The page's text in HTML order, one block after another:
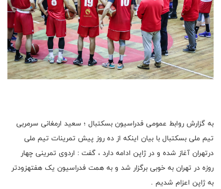
به گزارش روابط عمومی فدراسیون بسکتبال ؛ سعید ارمغانی سرمربی
تیم ملی بسکتبال با بیان اینکه از ده روز پیش تمرینات تیم ملی
درتهران آغاز شده و در ژاپن ادامه دارد ، گفت : اردوی تمرینی چهار
روزه در تهران به خوبی برگزار شد و به همت فدراسیون یک هفتهزودتر
به ژاپن اعزام شدیم .